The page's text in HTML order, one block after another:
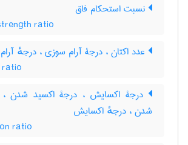
نسبت استحکام فاق
ratio
عدد اکتان ، درجۀ آرام سوزی ، درجهٔ
درجۀ اکسایش ، درجۀ اکسید شدن
شدن ، درجهٔ اکسایش
ratio